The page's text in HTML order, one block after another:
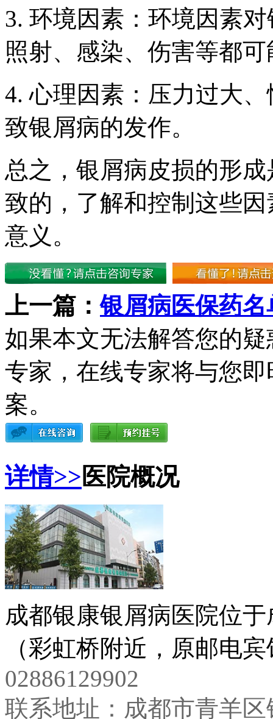
3. 环境因素：环境因素
照射、感染、伤害等都
4. 心理因素：压力过大
致银屑病的发作。
总之，银屑病皮损的形
致的，了解和控制这些
意义。
上一篇：银屑病医保药名
如果本文无法解答您的
专家，在线专家将与您
案。
详情>> 医院概况
成都银康银屑病医院位
（彩虹桥附近，原邮电
02886129902
联系地址：成都市青羊